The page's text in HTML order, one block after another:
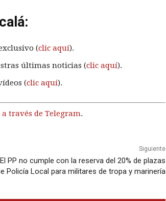
(clic aquí).
últimas noticias (clic aquí).
(clic aquí).
a través de Telegram.
Siguiente
El PP no cumple con la reserva del 20% de plazas
Policía Local para militares de tropa y marinería